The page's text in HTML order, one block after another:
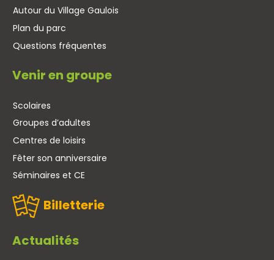
Autour du Village Gaulois
Plan du parc
Questions fréquentes
Venir en groupe
Scolaires
Groupes d’adultes
Centres de loisirs
Fêter son anniversaire
Séminaires et CE
Billetterie
Actualités